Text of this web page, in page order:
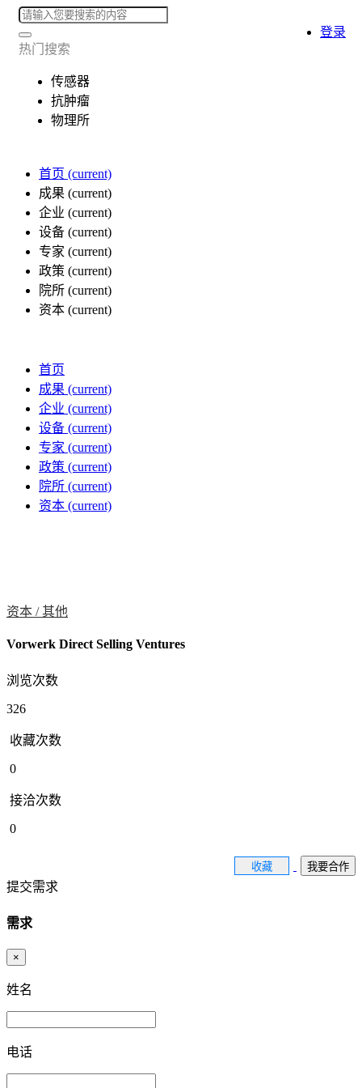
热门搜索
传感器
抗肿瘤
物理所
首页 (current)
成果 (current)
企业 (current)
设备 (current)
专家 (current)
政策 (current)
院所 (current)
资本 (current)
登录
首页
成果 (current)
企业 (current)
设备 (current)
专家 (current)
政策 (current)
院所 (current)
资本 (current)
资本 /其他
Vorwerk Direct Selling Ventures
浏览次数
326
收藏次数
0
接洽次数
0
收藏 我要合作
提交需求
需求
×
姓名
电话